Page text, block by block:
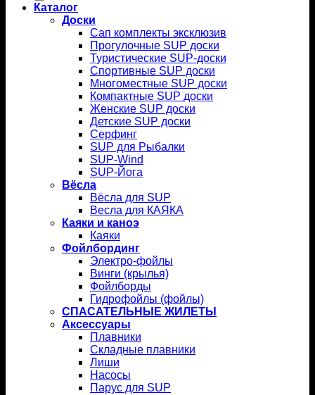
Каталог
Доски
Сап комплекты эксклюзив
Прогулочные SUP доски
Туристические SUP-доски
Спортивные SUP доски
Многоместные SUP доски
Компактные SUP доски
Женские SUP доски
Детские SUP доски
Серфинг
SUP для Рыбалки
SUP-Wind
SUP-Йога
Вёсла
Вёсла для SUP
Весла для КАЯКА
Каяки и каноэ
Каяки
Фойлбординг
Электро-фойлы
Винги (крылья)
Фойлборды
Гидрофойлы (фойлы)
СПАСАТЕЛЬНЫЕ ЖИЛЕТЫ
Аксессуары
Плавники
Складные плавники
Лиши
Насосы
Парус для SUP